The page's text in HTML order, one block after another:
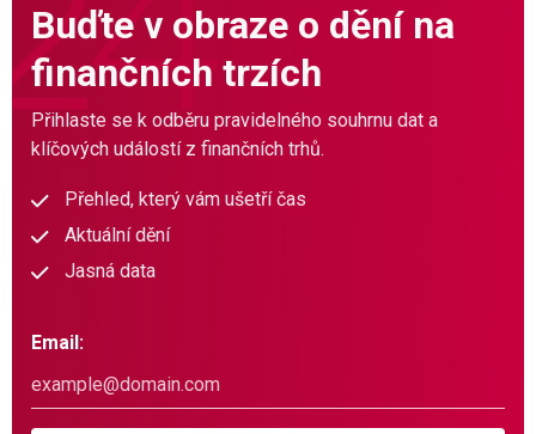
Buďte v obraze o dění na
finančních trzích
Přihlaste se k odběru pravidelného souhrnu dat a
klíčových událostí z finančních trhů.
Přehled, který vám ušetří čas
Aktuální dění
Jasná data
Email: